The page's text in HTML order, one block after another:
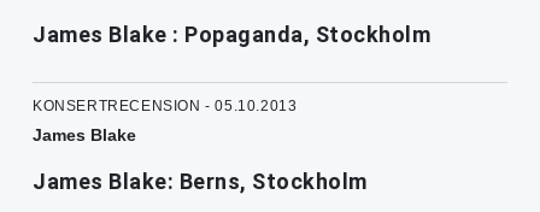
James Blake : Popaganda, Stockholm
KONSERTRECENSION - 05.10.2013
James Blake
James Blake: Berns, Stockholm